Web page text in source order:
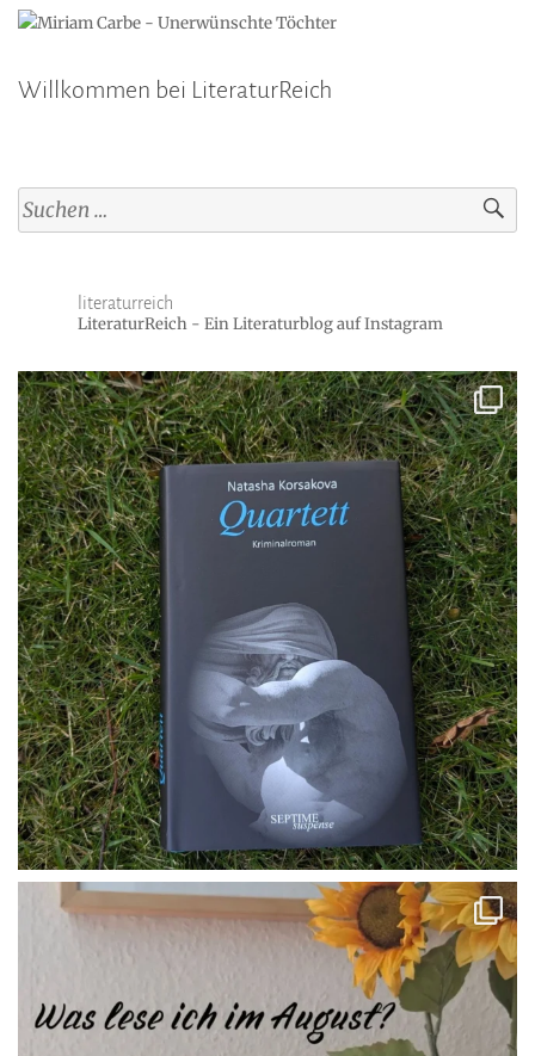
Willkommen bei LiteraturReich
Suchen
nach:
literaturreich
LiteraturReich - Ein Literaturblog auf Instagram